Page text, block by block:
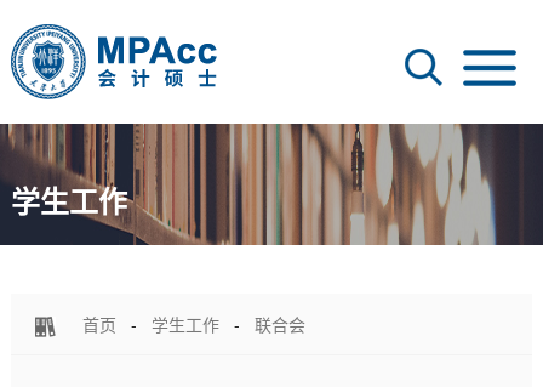
学生工作
首页 - 学生工作 - 联合会